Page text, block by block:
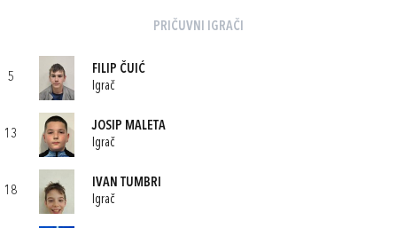
PRIČUVNI IGRAČI
5
FILIP ČUIĆ
Igrač
13
JOSIP MALETA
Igrač
18
IVAN TUMBRI
Igrač